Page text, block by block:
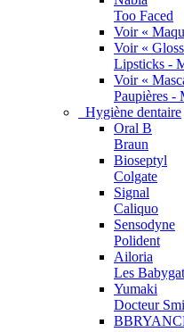
Too Faced
Voir «
Voir «
Lipsticks -
Voir «
Paupières -
Hygiène dentaire
Oral B
Braun
Bioseptyl
Colgate
Signal
Caliquo
Sensodyne
Polident
Ailoria
Les
Yumaki
Docteur